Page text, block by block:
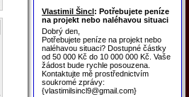
Vlastimil Šincl: Potřebujete peníze
na projekt nebo naléhavou situaci
Dobrý den,
Potřebujete peníze na projekt nebo
naléhavou situaci? Dostupné částky
od 50 000 Kč do 10 000 000 Kč. Vaše
žádost bude rychle posouzena.
Kontaktujte mě prostřednictvím
soukromé zprávy:
{vlastimilsincl9@gmail.com}